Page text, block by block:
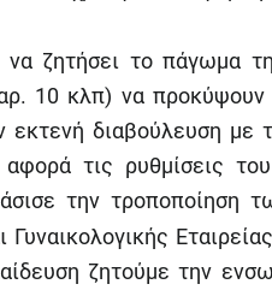
ζητήσει το πάγωμα
10 κλπ) να
διαβούλευση με
τις ρυθμίσεις
την
ζητούμε την